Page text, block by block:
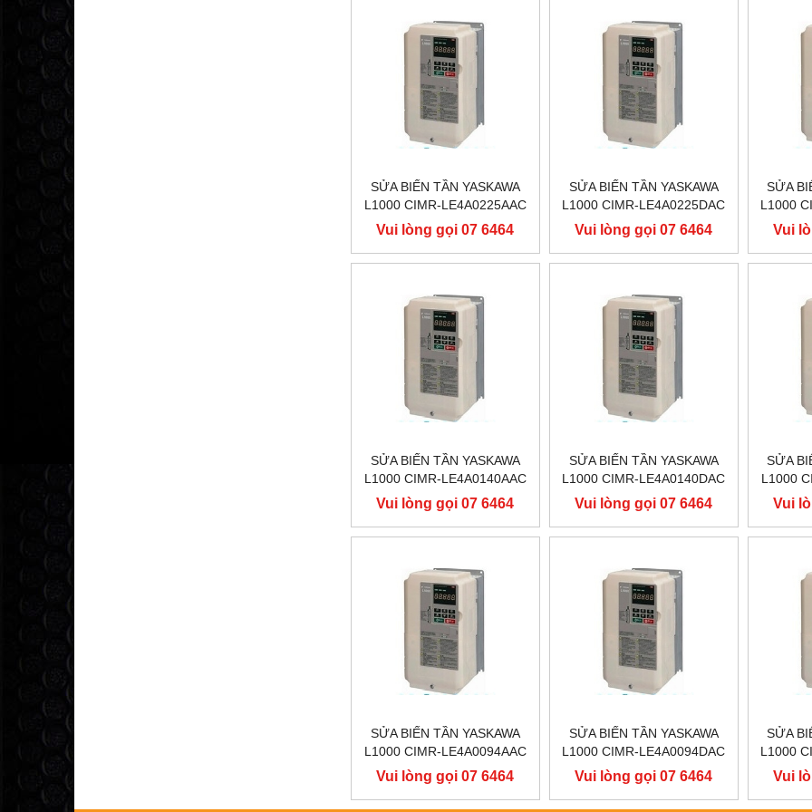
SỬA BIẾN TẦN YASKAWA
L1000 CIMR-LE4A0225AAC
400V 110KW, BIẾN TẦN
YASKAWA L1000
Vui lòng gọi 07 6464
9556
SỬA BIẾN TẦN YASKAWA
L1000 CIMR-LE4A0225DAC
400V 110KW, BIẾN TẦN
YASKAWA L1000
Vui lòng gọi 07 6464
9556
SỬA
L1000
400V
Vui
SỬA BIẾN TẦN YASKAWA
L1000 CIMR-LE4A0140AAC
400V 75KW, BIẾN TẦN
YASKAWA L1000
Vui lòng gọi 07 6464
9556
SỬA BIẾN TẦN YASKAWA
L1000 CIMR-LE4A0140DAC
400V 75KW, BIẾN TẦN
YASKAWA L1000
Vui lòng gọi 07 6464
9556
SỬA
L1000
400V
Vui
SỬA BIẾN TẦN YASKAWA
L1000 CIMR-LE4A0094AAC
400V 45KW, BIẾN TẦN
YASKAWA L1000
Vui lòng gọi 07 6464
9556
SỬA BIẾN TẦN YASKAWA
L1000 CIMR-LE4A0094DAC
400V 45KW, BIẾN TẦN
YASKAWA L1000
Vui lòng gọi 07 6464
9556
SỬA
L1000
400V
Vui